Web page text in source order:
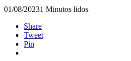
01/08/20231 Minutos lidos
Share
Tweet
Pin